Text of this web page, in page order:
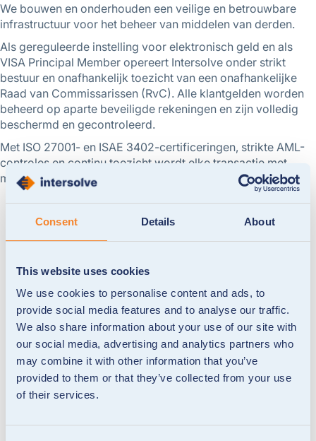
Consent Details About
This website uses cookies
We use cookies to personalise content and ads, to
provide social media features and to analyse our traffic.
We also share information about your use of our site with
our social media, advertising and analytics partners who
may combine it with other information that you’ve
provided to them or that they’ve collected from your use
of their services.
We bouwen en onderhouden een veilige en betrouwbare
infrastructuur voor het beheer van middelen van derden.
Als gereguleerde instelling voor elektronisch geld en als
VISA Principal Member opereert Intersolve onder strikt
bestuur en onafhankelijk toezicht van een onafhankelijke
Raad van Commissarissen (RvC). Alle klantgelden worden
beheerd op aparte beveiligde rekeningen en zijn volledig
beschermd en gecontroleerd.
Met ISO 27001- en ISAE 3402-certificeringen, strikte AML-
controles en continu toezicht wordt elke transactie met
maximale veiligheid, transparantie en vertrouwen verwerkt.